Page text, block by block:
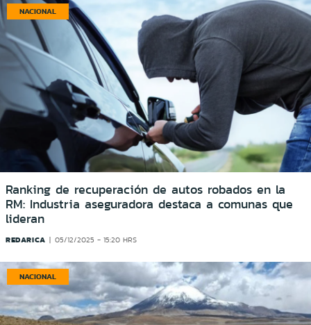
NACIONAL
Ranking de recuperación de autos robados en la
RM: Industria aseguradora destaca a comunas que
lideran
REDARICA 05/12/2025 - 15:20 HRS
NACIONAL